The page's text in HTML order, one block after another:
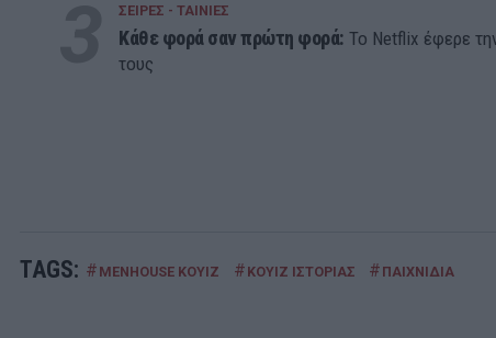
ΣΕΙΡΕΣ - ΤΑΙΝΙΕΣ
Κάθε φορά σαν πρώτη φορά: Το Netflix έφερε
τους
TAGS: # MENHOUSE ΚΟΥΙΖ # ΚΟΥΙΖ ΙΣΤΟΡΙΑΣ # ΠΑΙΧΝΙΔΙΑ